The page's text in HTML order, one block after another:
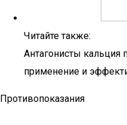
Читайте также:
Антагонисты кальция
применение и
Противопоказания